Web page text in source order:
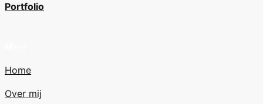
Portfolio
Home
Over mij